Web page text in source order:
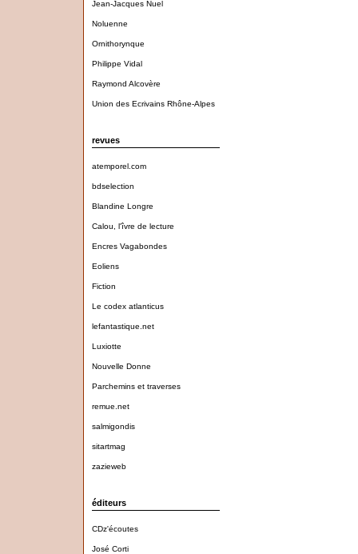
Jean-Jacques Nuel
Noluenne
Ornithorynque
Philippe Vidal
Raymond Alcovère
Union des Ecrivains Rhône-Alpes
revues
atemporel.com
bdselection
Blandine Longre
Calou, l'îvre de lecture
Encres Vagabondes
Eoliens
Fiction
Le codex atlanticus
lefantastique.net
Luxiotte
Nouvelle Donne
Parchemins et traverses
remue.net
salmigondis
sitartmag
zazieweb
éditeurs
CDz'écoutes
José Corti